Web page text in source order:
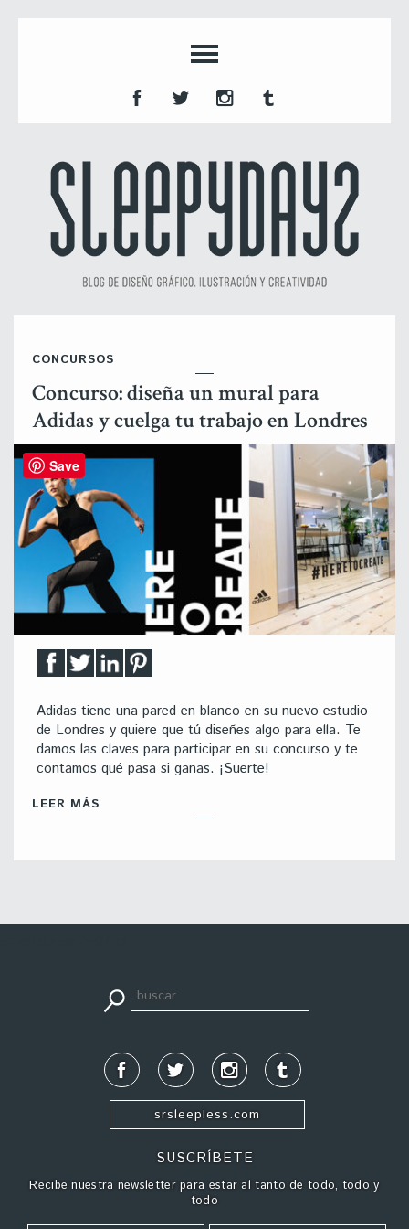
CONCURSOS
Concurso: diseña un mural para
Adidas y cuelga tu trabajo en Londres
Adidas tiene una pared en blanco en su nuevo estudio
de Londres y quiere que tú diseñes algo para ella. Te
damos las claves para participar en su concurso y te
contamos qué pasa si ganas. ¡Suerte!
LEER MÁS
srsleepless.com
SUSCRÍBETE
Recibe nuestra newsletter para estar al tanto de todo, todo y
todo
Save